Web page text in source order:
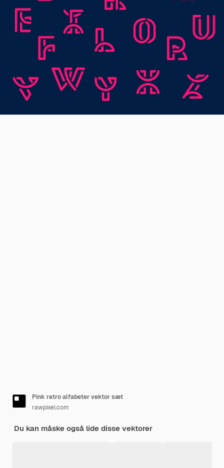
Pink retro alfabeter vektor sæt
rawpixel.com
Du kan måske også lide disse vektorer